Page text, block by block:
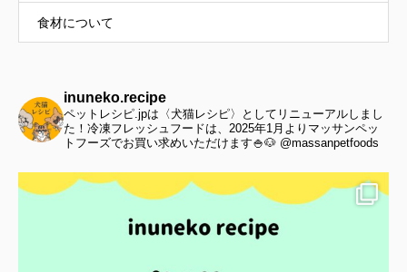
食材について
inuneko.recipe
ペットレシピ.jpは〈犬猫レシピ〉としてリニューアルしまし
た！冷凍フレッシュフードは、2025年1月よりマッサンペッ
トフーズでお買い求めいただけます🍚🐶 @massanpetfoods